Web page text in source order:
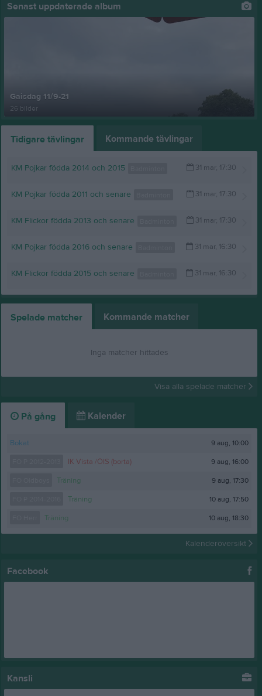
Senast uppdaterade album
Gaisdag 11/9-21
26 bilder
Tidigare tävlingar Kommande tävlingar
31 mar, 17:30
KM Pojkar födda 2014 och 2015
31 mar, 17:30
KM Pojkar födda 2011 och senare
31 mar, 17:30
KM Flickor födda 2013 och senare
31 mar, 16:30
KM Pojkar födda 2016 och senare
31 mar, 16:30
KM Flickor födda 2015 och senare
Spelade matcher Kommande matcher
Inga matcher hittades
Visa alla spelade matcher
På gång Kalender
Bokat 9 aug, 10:00
IK Vista /ÖIS (borta) 9 aug, 16:00
Träning 9 aug, 17:30
Träning 10 aug, 17:50
Träning 10 aug, 18:30
Kalenderöversikt
Facebook
Kansli